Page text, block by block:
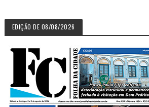
EDIÇÃO DE 08/08/2026